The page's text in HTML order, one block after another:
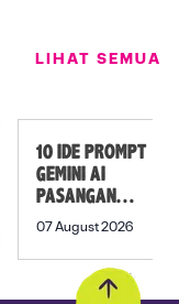
LIHAT SEMUA
10 IDE PROMPT
GEMINI AI
PASANGAN
PREWEDDING
07 August 2026